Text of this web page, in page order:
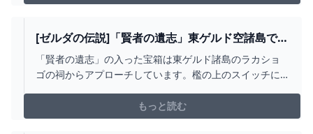
区…
[ゼルダの伝説]「賢者の遺志」東ゲルド空諸島でげ
っとです - YOUTUBE
「賢者の遺志」の入った宝箱は東ゲルド諸島のラカショ
ゴの祠からアプローチしています。檻の上のスイッチに
焚き火で朝にしています。＃ゼルダの伝説 ＃ティアキ
ン ＃ティアーズオブキングダム
もっと読む